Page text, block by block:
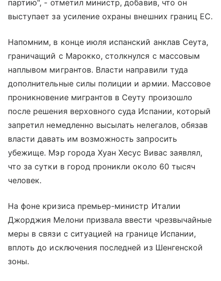
партию", - отметил министр, добавив, что он
выступает за усиление охраны внешних границ ЕС.
Напомним, в конце июля испанский анклав Сеута,
граничащий с Марокко, столкнулся с массовым
наплывом мигрантов. Власти направили туда
дополнительные силы полиции и армии. Массовое
проникновение мигрантов в Сеуту произошло
после решения верховного суда Испании, который
запретил немедленно высылать нелегалов, обязав
власти давать им возможность запросить
убежище. Мэр города Хуан Хесус Вивас заявлял,
что за сутки в город проникли около 60 тысяч
человек.
На фоне кризиса премьер-министр Италии
Джорджия Мелони призвала ввести чрезвычайные
меры в связи с ситуацией на границе Испании,
вплоть до исключения последней из Шенгенской
зоны.